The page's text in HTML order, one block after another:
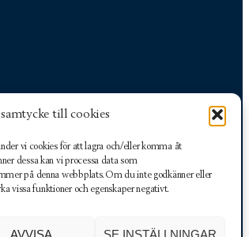
till cookies
vi cookies för att lagra och/eller komma åt
dessa kan vi processa data som
på denna webbplats. Om du inte godkänner eller
vissa funktioner och egenskaper negativt.
AVVISA SE INSTÄLLNINGAR
031-282444kansli@goteborgsgk.org